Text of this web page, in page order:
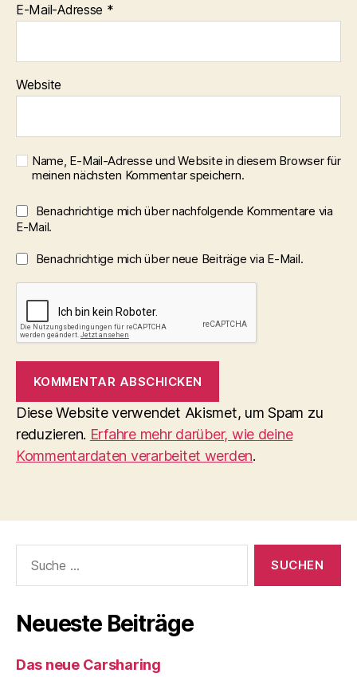
E-Mail-Adresse *
Website
Name, E-Mail-Adresse und Website in diesem Browser für
meinen nächsten Kommentar speichern.
Benachrichtige mich über nachfolgende Kommentare via
E-Mail.
Benachrichtige mich über neue Beiträge via E-Mail.
Diese Website verwendet Akismet, um Spam zu
reduzieren. Erfahre mehr darüber, wie deine
Kommentardaten verarbeitet werden.
nach:
Neueste Beiträge
Das neue Carsharing